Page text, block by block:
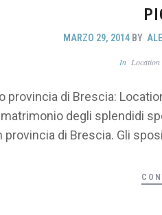
MARZO 29, 2014 BY
In Location
provincia di Brescia:
degli splendidi
provincia di Brescia. Gli